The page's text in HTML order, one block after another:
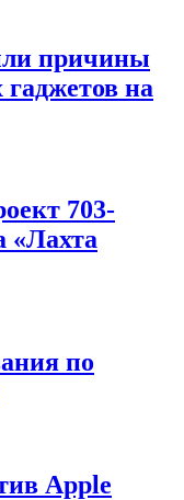
причины
на
703-
«Лахта
по
Apple